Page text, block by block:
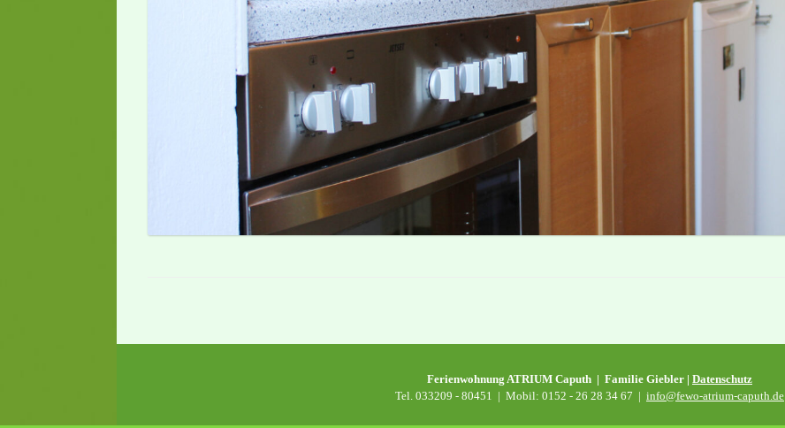
Ferienwohnung ATRIUM Caputh | Familie Giebler | Datenschutz
Tel. 033209 - 80451 | Mobil: 0152 - 26 28 34 67 | info@fewo-atrium-caputh.de